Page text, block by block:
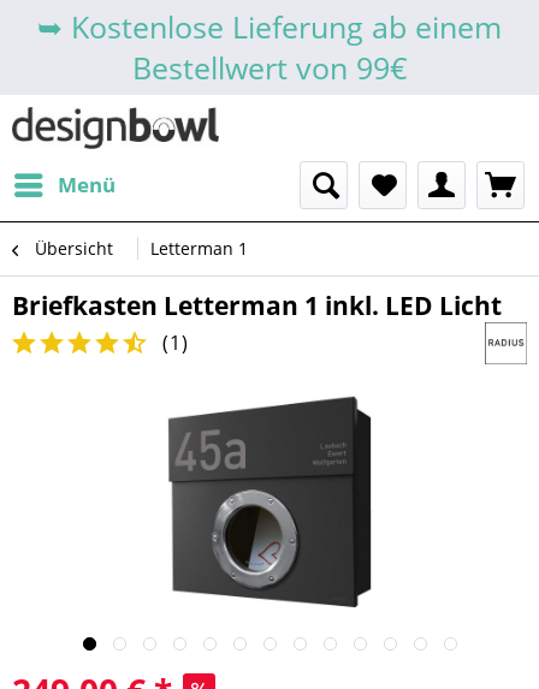
➥ Kostenlose Lieferung ab einem
Bestellwert von 99€
Menü
Übersicht Letterman 1
Briefkasten Letterman 1 inkl. LED Licht
(1)